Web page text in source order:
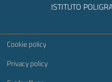
ISTITUTO
Sezione Link Utili
Cookie policy
Privacy policy